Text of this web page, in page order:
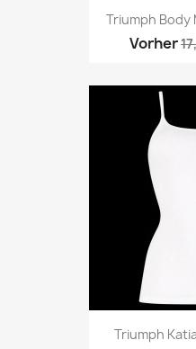
Triumph Body
Vorher
Triumph